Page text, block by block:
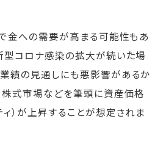
で金への需要が高まる可能性もあ
型コロナ感染の拡大が続いた場
績の見通しにも悪影響があるか
株式市場などを筆頭に資産価格
ィ）が上昇することが想定されま